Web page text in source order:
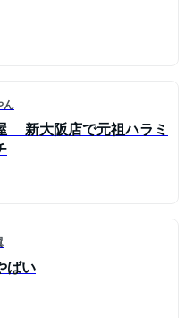
ん
新大阪店で元祖ハラミ
ばい